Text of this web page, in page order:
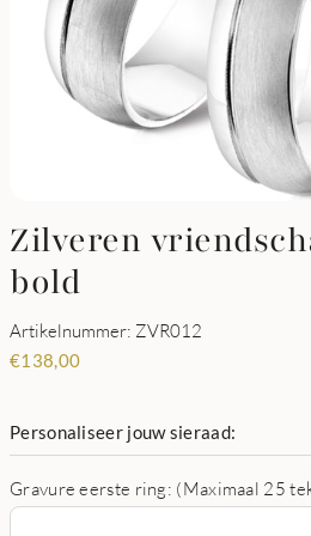
Zilveren
bold
Artikelnummer: ZVR012
€138,00
Personaliseer jouw sieraad:
Gravure eerste ring: (Maximaal 25